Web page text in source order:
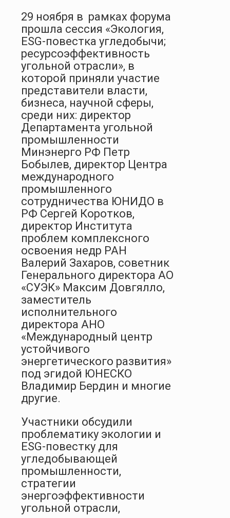
29 ноября в рамках форума
прошла сессия «Экология,
ESG-повестка угледобычи;
ресурсоэффективность
угольной отрасли», в
которой приняли участие
представители власти,
бизнеса, научной сферы,
среди них: директор
Департамента угольной
промышленности
Минэнерго РФ Петр
Бобылев, директор Центра
международного
промышленного
сотрудничества ЮНИДО в
РФ Сергей Коротков,
директор Института
проблем комплексного
освоения недр РАН
Валерий Захаров, советник
Генерального директора АО
«СУЭК» Максим Довгялло,
заместитель
исполнительного
директора АНО
«Международный центр
устойчивого
энергетического развития»
под эгидой ЮНЕСКО
Владимир Бердин и многие
другие.
Участники обсудили
проблематику экологии и
ESG-повестку для
угледобывающей
промышленности,
стратегии
энергоэффективности
угольной отрасли,